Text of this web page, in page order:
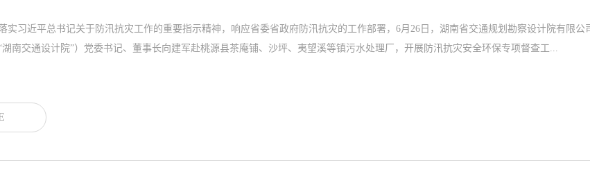
实习近平总书记关于防汛抗灾工作的重要指示精神，响应省委省政府防汛抗灾的工作部署，6月26日，湖南省交通规划勘察设计院有限公
湖南交通设计院”）党委书记、董事长向建军赴桃源县茶庵铺、沙坪、夷望溪等镇污水处理厂，开展防汛抗灾安全环保专项督查工...